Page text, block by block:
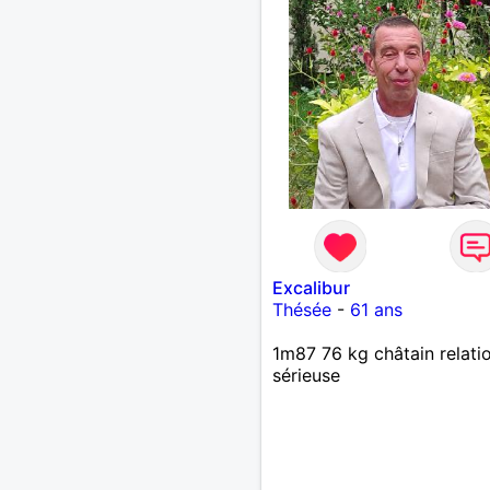
Excalibur
Thésée- 61 ans
1m87 76 kg châtain
sérieuse